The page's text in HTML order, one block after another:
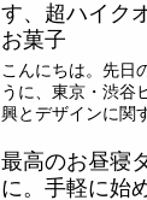
す、超ハイク
お菓子
こんにちは。先日
うに、東京・渋谷
興とデザインに関
最高のお昼寝
に。手軽に始